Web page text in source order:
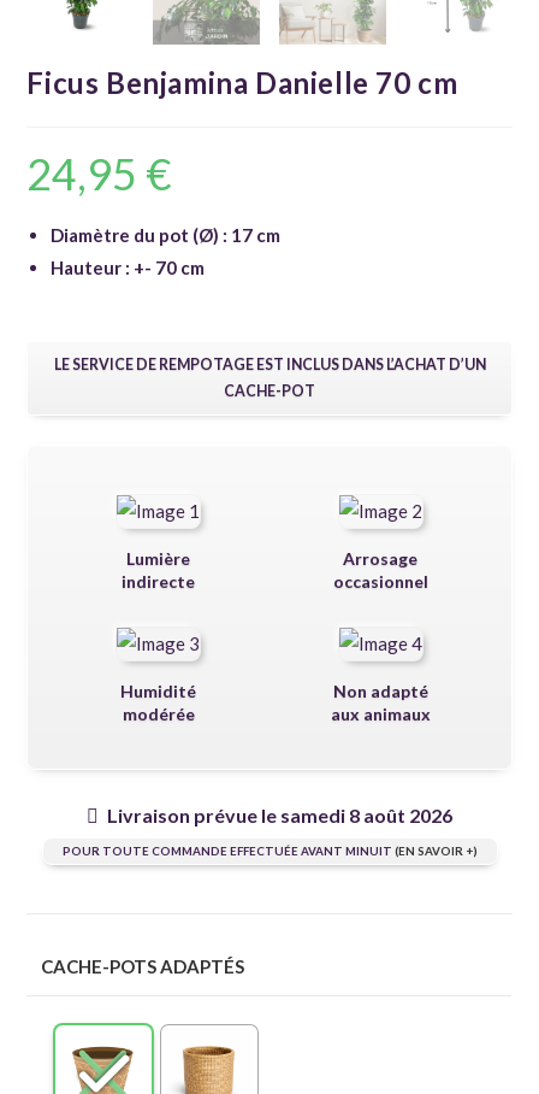
Ficus Benjamina Danielle 70 cm
24,95 €
Diamètre du pot (Ø) : 17 cm
Hauteur : +- 70 cm
LE SERVICE DE REMPOTAGE EST INCLUS DANS L’ACHAT D’UN
CACHE-POT
Lumière
indirecte
Arrosage
occasionnel
Humidité
modérée
Non adapté
aux animaux
Livraison prévue le samedi 8 août 2026
POUR TOUTE COMMANDE EFFECTUÉE AVANT MINUIT (EN SAVOIR +)
CACHE-POTS ADAPTÉS